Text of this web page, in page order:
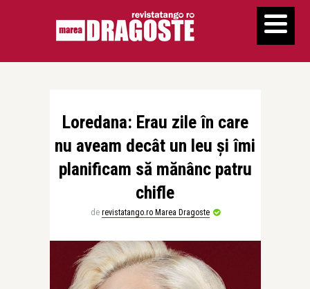
Loredana: Erau zile în care
nu aveam decât un leu și îmi
planificam să mănânc patru
chifle
de revistatango.ro Marea Dragoste